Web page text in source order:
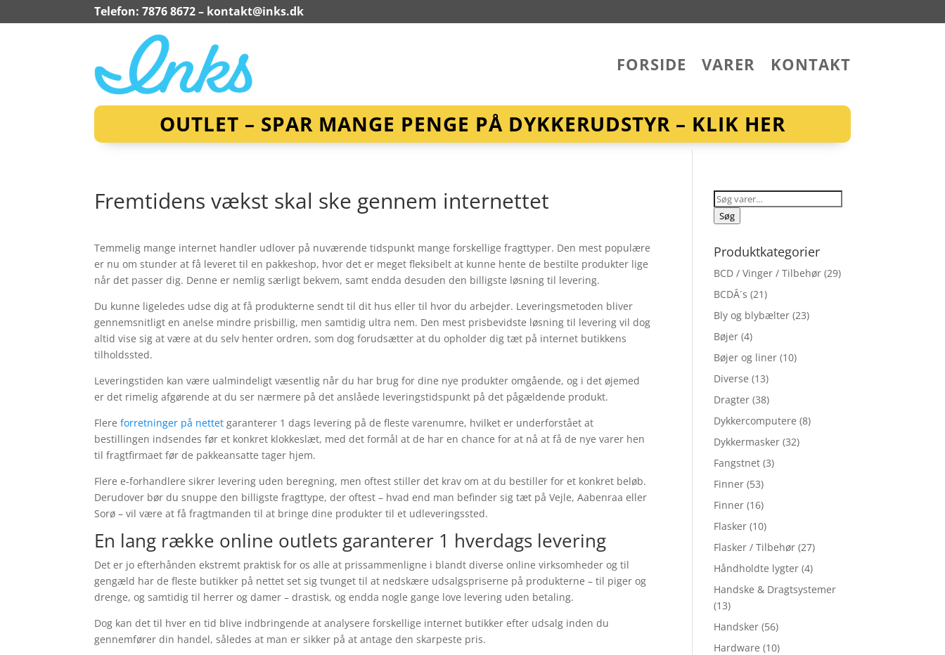
Telefon: 7876 8672 – kontakt@inks.dk
FORSIDE VARER KONTAKT
OUTLET – SPAR MANGE PENGE PÅ DYKKERUDSTYR – KLIK HER
Fremtidens vækst skal ske gennem internettet
Temmelig mange internet handler udlover på nuværende tidspunkt mange forskellige fragttyper. Den mest populære
er nu om stunder at få leveret til en pakkeshop, hvor det er meget fleksibelt at kunne hente de bestilte produkter lige
når det passer dig. Denne er nemlig særligt bekvem, samt endda desuden den billigste løsning til levering.
Du kunne ligeledes udse dig at få produkterne sendt til dit hus eller til hvor du arbejder. Leveringsmetoden bliver
gennemsnitligt en anelse mindre prisbillig, men samtidig ultra nem. Den mest prisbevidste løsning til levering vil dog
altid vise sig at være at du selv henter ordren, som dog forudsætter at du opholder dig tæt på internet butikkens
tilholdssted.
Leveringstiden kan være ualmindeligt væsentlig når du har brug for dine nye produkter omgående, og i det øjemed
er det rimelig afgørende at du ser nærmere på det anslåede leveringstidspunkt på det pågældende produkt.
Flereforretninger på nettet garanterer 1 dags levering på de fleste varenumre, hvilket er underforstået at
bestillingen indsendes før et konkret klokkeslæt, med det formål at de har en chance for at nå at få de nye varer hen
til fragtfirmaet før de pakkeansatte tager hjem.
Flere e-forhandlere sikrer levering uden beregning, men oftest stiller det krav om at du bestiller for et konkret beløb.
Derudover bør du snuppe den billigste fragttype, der oftest – hvad end man befinder sig tæt på Vejle, Aabenraa eller
Sorø – vil være at få fragtmanden til at bringe dine produkter til et udleveringssted.
En lang række online outlets garanterer 1 hverdags levering
Det er jo efterhånden ekstremt praktisk for os alle at prissammenligne i blandt diverse online virksomheder og til
gengæld har de fleste butikker på nettet set sig tvunget til at nedskære udsalgspriserne på produkterne – til piger og
drenge, og samtidig til herrer og damer – drastisk, og endda nogle gange love levering uden betaling.
Dog kan det til hver en tid blive indbringende at analysere forskellige internet butikker efter udsalg inden du
gennemfører din handel, således at man er sikker på at antage den skarpeste pris.
Søg
efter:
Søg
Produktkategorier
BCD / Vinger / Tilbehør (29)
BCDÂ´s (21)
Bly og blybælter (23)
Bøjer (4)
Bøjer og liner (10)
Diverse (13)
Dragter (38)
Dykkercomputere (8)
Dykkermasker (32)
Fangstnet (3)
Finner (53)
Finner (16)
Flasker (10)
Flasker / Tilbehør (27)
Håndholdte lygter (4)
Handske & Dragtsystemer
(13)
Handsker (56)
Hardware (10)